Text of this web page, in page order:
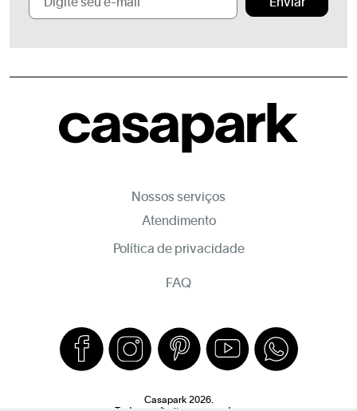
Enviar
Nossos serviços
Atendimento
Política de privacidade
FAQ
Casapark 2026.